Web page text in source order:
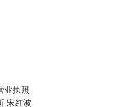
后根据需求敲击空格键。
业执照
宋红波